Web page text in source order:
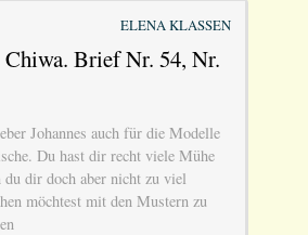
ELENA KLASSEN
Chiwa. Brief Nr. 54, Nr.
Johannes auch für die Modelle
Du hast dir recht viele Mühe
du dir doch aber nicht zu viel
möchtest mit den Mustern zu